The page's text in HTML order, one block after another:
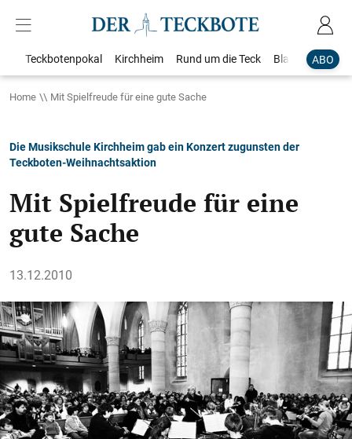
ABO
Teckbotenpokal Kirchheim Rund um die Teck Blaulicht
Home Mit Spielfreude für eine gute Sache
Die Musikschule Kirchheim gab ein Konzert zugunsten der
Teckboten-Weihnachtsaktion
Mit Spielfreude für eine
gute Sache
13.12.2010